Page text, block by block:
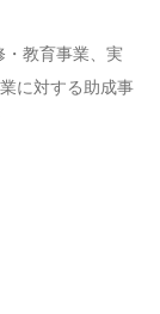
教育事業、実
に対する助成事